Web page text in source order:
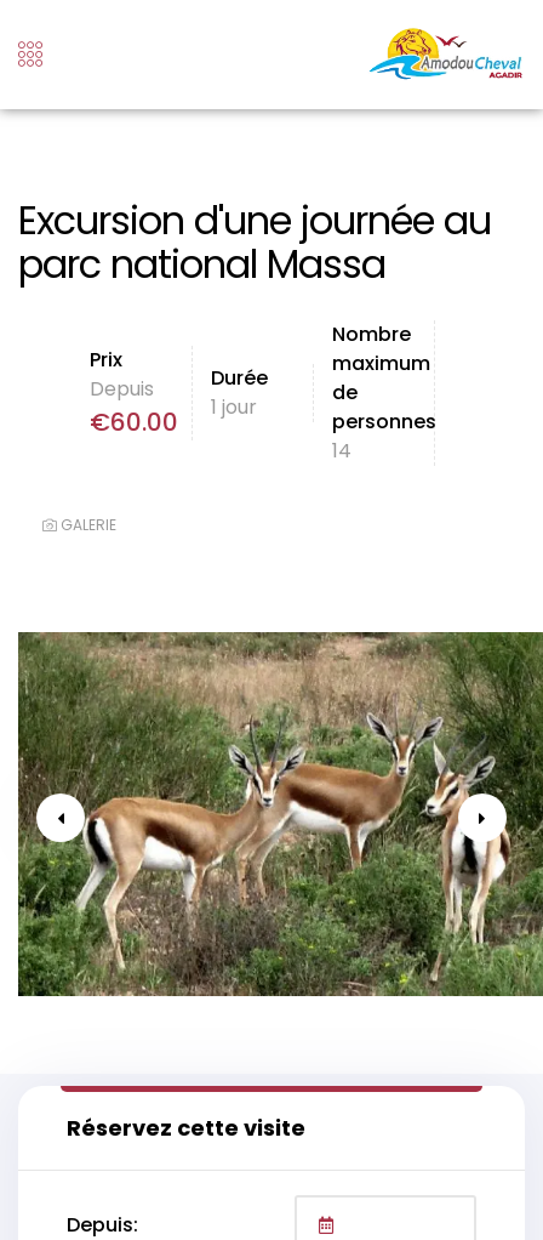
Excursion d'une journée au
parc national Massa
Prix
Depuis
€60.00
Durée
1 jour
Nombre
maximum
de
personnes
14
GALERIE
Réservez cette visite
Depuis: